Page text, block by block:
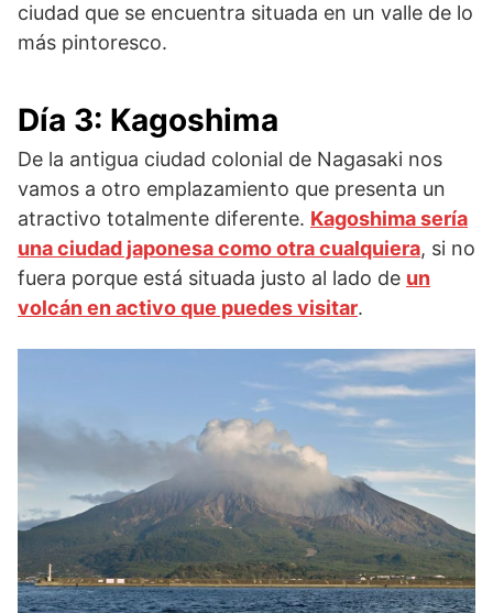
ciudad que se encuentra situada en un valle de lo
más pintoresco.
Día 3: Kagoshima
De la antigua ciudad colonial de Nagasaki nos
vamos a otro emplazamiento que presenta un
atractivo totalmente diferente. Kagoshima sería
una ciudad japonesa como otra cualquiera, si no
fuera porque está situada justo al lado de un
volcán en activo que puedes visitar.